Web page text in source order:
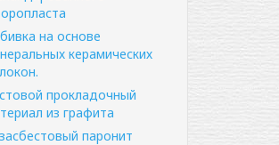
на основе
керамических
прокладочный
из графита
паронит